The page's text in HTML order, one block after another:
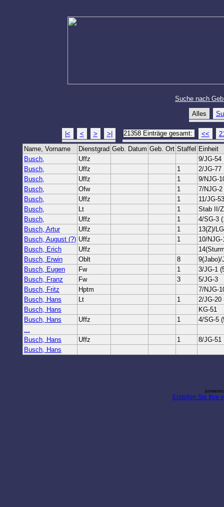
Suche nach
Alles
|< < > >| 21358 Einträge gesamt: <<
Name, Vorname
Dienstgrad Geb. Datum Geb. Ort Staffel Einheit
Busch,
Uffz
9/JG-54
Busch,
Uffz 1
2/JG-77
Busch,
Uffz 1
9/NJG-
Busch,
Ofw 1
7/NJG-2
Busch,
Uffz 1
11/JG-53
Busch,
Lt 1
Stab II/
Busch,
Uffz 1
4/SG-3
Busch, Artur
Uffz 1
13(Z)/
Busch, August (?) Uffz 1
10/
Busch, Erich
Uffz
Busch, Erwin
Oblt 8
9(Jabo)/
Busch, Eugen
Fw 1
3/JG-1
Busch, Franz
Fw 3
5/JG-3
Busch, Fritz
Hptm
7/NJG-
Busch, Hans
Lt 1
2/JG-20
Busch, Hans
KG-51
Busch, Hans
Uffz 1
4/SG-5
Busch, Hans
Uffz 1
8/JG-51
Busch, Hans
Erstellen Sie Ihre